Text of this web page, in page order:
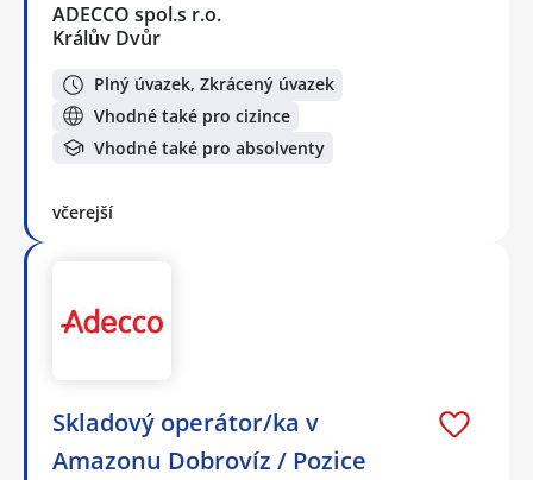
ADECCO spol.s r.o.
Králův Dvůr
Plný úvazek, Zkrácený úvazek
Vhodné také pro cizince
Vhodné také pro absolventy
včerejší
Skladový operátor/ka v
Amazonu Dobrovíz / Pozice